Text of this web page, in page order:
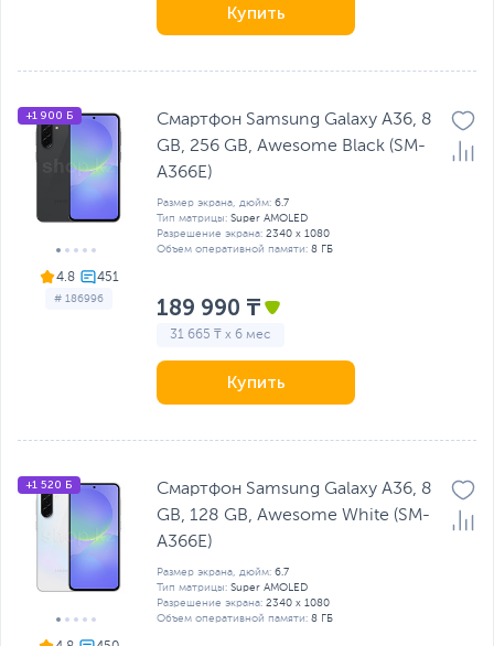
Купить
4.8
# 186996
+1 900 Б
Смартфон Samsung Galaxy A36, 8
GB, 256 GB, Awesome Black (SM-
A366E)
Размер экрана, дюйм: 6.7
Тип матрицы: Super AMOLED
Разрешение экрана: 2340 x 1080
Объем оперативной памяти: 8 ГБ
189 990 ₸
31 665 ₸ x 6 мес
Купить
+1 520 Б
Смартфон Samsung Galaxy A36, 8
GB, 128 GB, Awesome White (SM-
A366E)
Размер экрана, дюйм: 6.7
Тип матрицы: Super AMOLED
Разрешение экрана: 2340 x 1080
Объем оперативной памяти: 8 ГБ